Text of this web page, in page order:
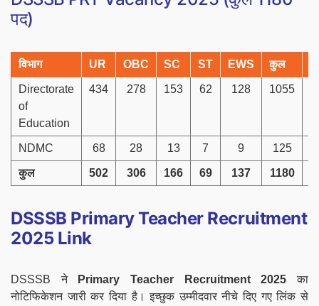
पद)
विभाग UR OBC SC ST EWS कुल
Directorate
of
Education
434 278 153 62 128 1055
NDMC 68 28 13 7 9 125
कुल 502 306 166 69 137 1180
DSSSB Primary Teacher Recruitment
2025 Link
DSSSB ने Primary Teacher Recruitment 2025 का
नोटिफिकेशन जारी कर दिया है। इच्छुक उम्मीदवार नीचे दिए गए लिंक से